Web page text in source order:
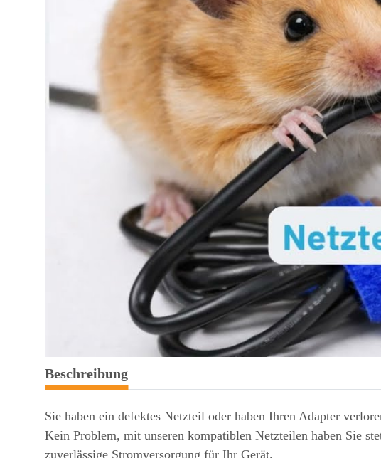
weitere Registerkarten anzeigen
Beschreibung
Sie haben ein defektes Netzteil oder haben Ihren Adapter
Kein Problem, mit unseren kompatiblen Netzteilen haben Sie
zuverlässige Stromversorgung für Ihr Gerät.